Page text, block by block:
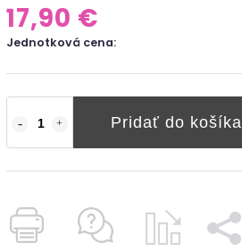
17,90 €
Jednotková cena:
Pridať do košíka